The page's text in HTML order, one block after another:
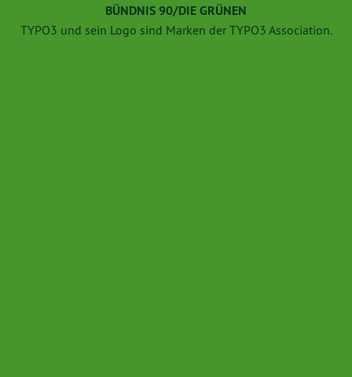
BÜNDNIS 90/DIE GRÜNEN
TYPO3 und sein Logo sind Marken der TYPO3 Association.